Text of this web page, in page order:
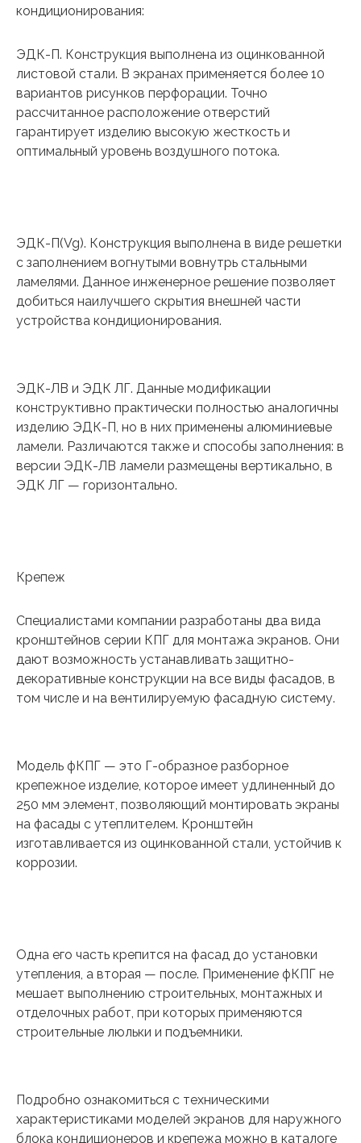
кондиционирования:
ЭДК-П. Конструкция выполнена из оцинкованной
листовой стали. В экранах применяется более 10
вариантов рисунков перфорации. Точно
рассчитанное расположение отверстий
гарантирует изделию высокую жесткость и
оптимальный уровень воздушного потока.
ЭДК-П(Vg). Конструкция выполнена в виде решетки
с заполнением вогнутыми вовнутрь стальными
ламелями. Данное инженерное решение позволяет
добиться наилучшего скрытия внешней части
устройства кондиционирования.
ЭДК-ЛВ и ЭДК ЛГ. Данные модификации
конструктивно практически полностью аналогичны
изделию ЭДК-П, но в них применены алюминиевые
ламели. Различаются также и способы заполнения: в
версии ЭДК-ЛВ ламели размещены вертикально, в
ЭДК ЛГ — горизонтально.
Крепеж
Специалистами компании разработаны два вида
кронштейнов серии КПГ для монтажа экранов. Они
дают возможность устанавливать защитно-
декоративные конструкции на все виды фасадов, в
том числе и на вентилируемую фасадную систему.
Модель фКПГ — это Г-образное разборное
крепежное изделие, которое имеет удлиненный до
250 мм элемент, позволяющий монтировать экраны
на фасады с утеплителем. Кронштейн
изготавливается из оцинкованной стали, устойчив к
коррозии.
Одна его часть крепится на фасад до установки
утепления, а вторая — после. Применение фКПГ не
мешает выполнению строительных, монтажных и
отделочных работ, при которых применяются
строительные люльки и подъемники.
Подробно ознакомиться с техническими
характеристиками моделей экранов для наружного
блока кондиционеров и крепежа можно в каталоге